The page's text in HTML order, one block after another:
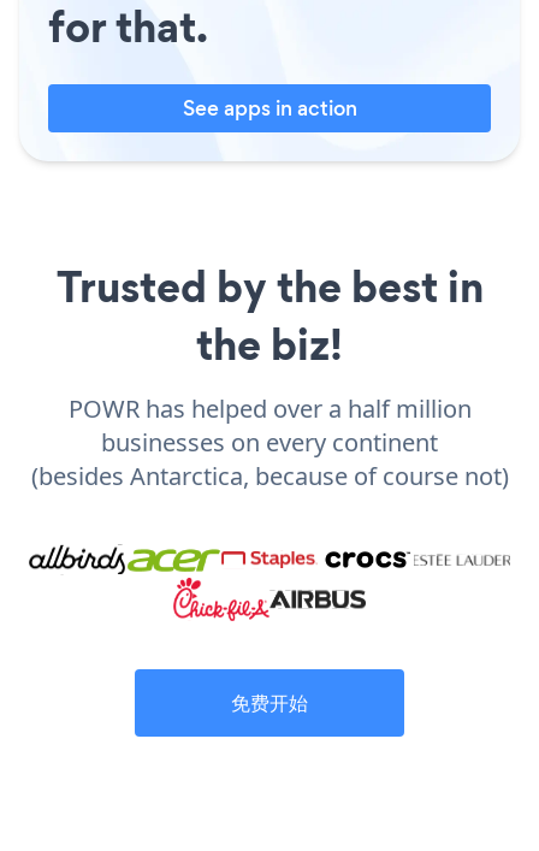
for that.
See apps in action
Trusted by the best in
the biz!
POWR has helped over a half million
businesses on every continent
(besides Antarctica, because of course not)
免费开始